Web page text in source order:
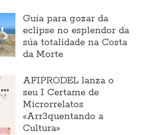
Guía para gozar da
eclipse no esplendor da
súa totalidade na Costa
da Morte
AFIPRODEL lanza o
seu I Certame de
Microrrelatos
«Arr3quentando a
Cultura»